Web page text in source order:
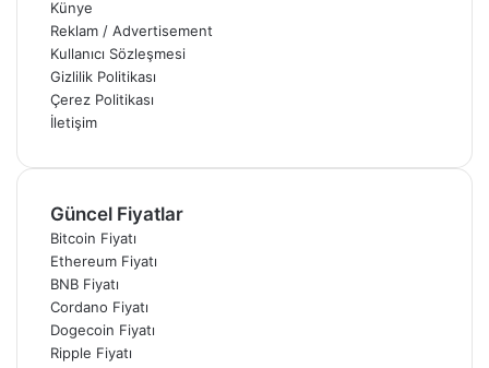
Künye
Reklam / Advertisement
Kullanıcı Sözleşmesi
Gizlilik Politikası
Çerez Politikası
İletişim
Güncel Fiyatlar
Bitcoin Fiyatı
Ethereum Fiyatı
BNB Fiyatı
Cordano Fiyatı
Dogecoin Fiyatı
Ripple Fiyatı